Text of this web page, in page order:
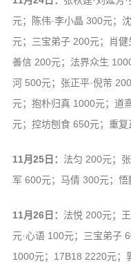
元；陈伟·李小晶 300元；
元；三宝弟子 200元；肖健
善信 200元；法界众生
河 500元；张正平·倪芾
元；抱朴归真 1000元；道
元；控坊刨食 650元；重
11月25日： 法匀 200元；
军 600元；马倩 300元；
11月26日： 法悦 200元；
元·心语 100元；三宝弟子
1000元；17B18 2220元；